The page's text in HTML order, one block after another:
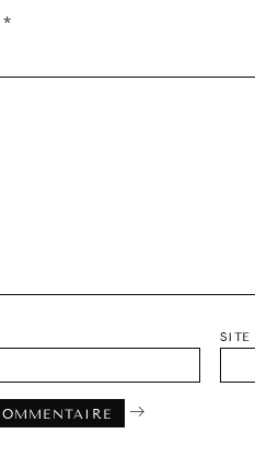
*
SITE